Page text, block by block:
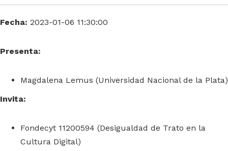
Fecha: 2023-01-06 11:30:00
Presenta:
Magdalena Lemus (Universidad Nacional de la Plata)
Invita:
Fondecyt 11200594 (Desigualdad de Trato en la
Cultura Digital)